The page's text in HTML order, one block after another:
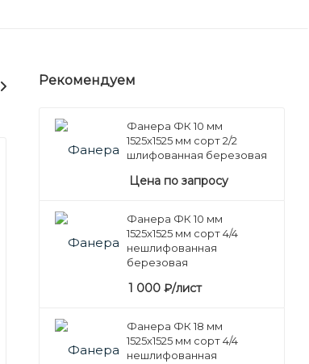
ОТЗЫВЫРекомендуем
Фанера ФК 10 мм
1525х1525 мм сорт 2/2
шлифованная березовая
Цена по запросу
Фанера ФК 10 мм
1525х1525 мм сорт 4/4
нешлифованная
березовая
1 000 ₽/лист
Фанера ФК 18 мм
1525х1525 мм сорт 4/4
нешлифованная